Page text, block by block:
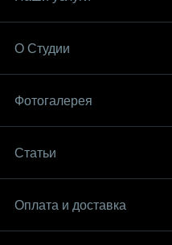
О Студии
Фотогалерея
Статьи
Оплата и доставка